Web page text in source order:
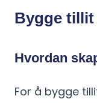
Bygge
Hvordan
For å bygge